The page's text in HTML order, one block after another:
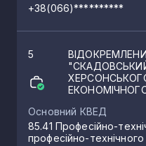
+38(066)**********
5
Основний КВЕД
85.41 Професійно-
професійно-